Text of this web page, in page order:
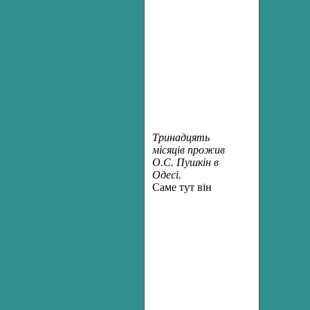
Тринадцять
місяців прожив
О.С. Пушкін в
Одесі.
Саме тут він